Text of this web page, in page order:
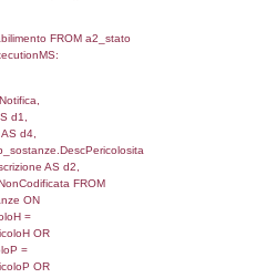
FROM
=
=
AND